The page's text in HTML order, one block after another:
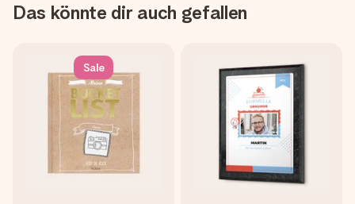
Das könnte dir auch gefallen
Sale